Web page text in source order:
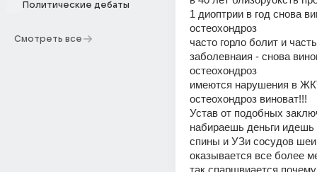
Политические дебаты
Смотреть все
1 диоптрии в год снова
остеохондроз
часто горло болит и
заболевнаия - снова
остеохондроз
имеются нарушения в
остеохондроз виноват!!!
Устав от подобных
набираешь деньги
спины и УЗи сосудов
оказывается все более
так спаршвиается